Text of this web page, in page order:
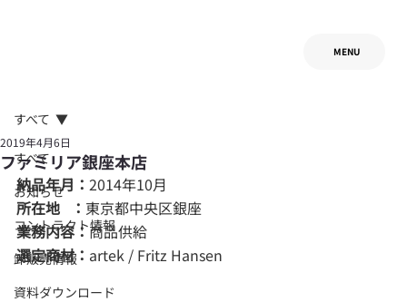
MENU
すべて
お知らせ
コントラクト情報
卸販売情報
資料ダウンロード
すべて
ファミリア銀座本店
2019年4月6日
納品年月： 2014年10月
所在地   ： 東京都中央区銀座
業務内容：商品供給
選定商材： artek / Fritz Hansen